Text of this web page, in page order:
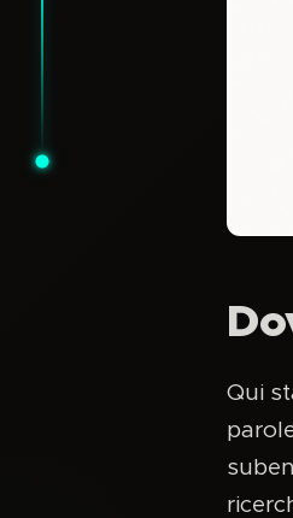
Qui